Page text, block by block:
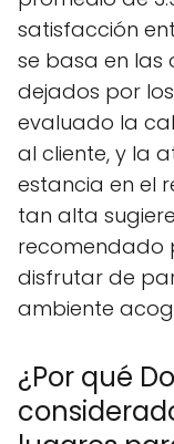
satisfacción
se basa en las
dejados por
evaluado la
al cliente, y la
estancia en el
tan alta
recomendado
disfrutar de
ambiente
¿Por qué